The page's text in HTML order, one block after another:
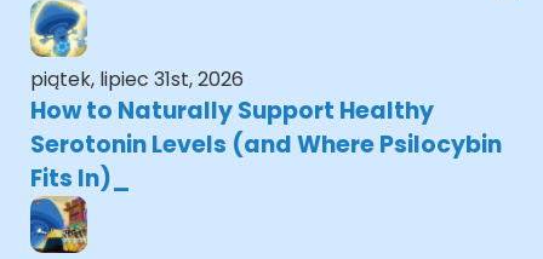
piątek, lipiec 31st, 2026
How to Naturally Support Healthy
Serotonin Levels (and Where Psilocybin
Fits In)